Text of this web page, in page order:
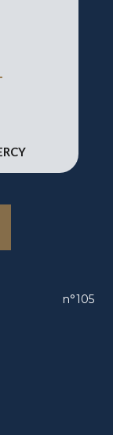
n°105